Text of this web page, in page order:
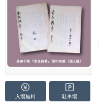
入場無料 駐車場